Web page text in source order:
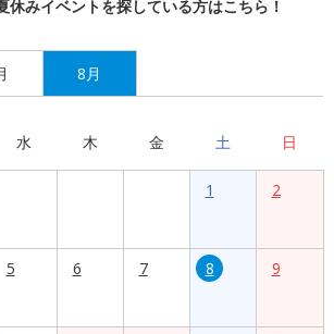
休みイベントを探している方はこちら！
8月
水 木 金 土 日
1 2
5 6 7 8 9